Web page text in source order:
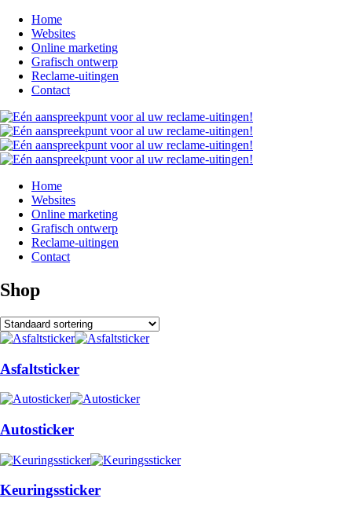
Home
Websites
Online marketing
Grafisch ontwerp
Reclame-uitingen
Contact
Home
Websites
Online marketing
Grafisch ontwerp
Reclame-uitingen
Contact
Shop
Asfaltsticker
Autosticker
Keuringssticker